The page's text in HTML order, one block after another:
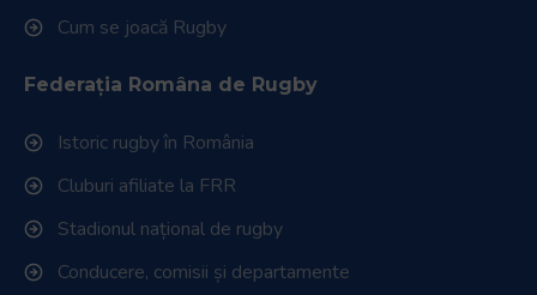
Cum se joacă Rugby
Federația Româna de Rugby
Istoric rugby în România
Cluburi afiliate la FRR
Stadionul național de rugby
Conducere, comisii și departamente